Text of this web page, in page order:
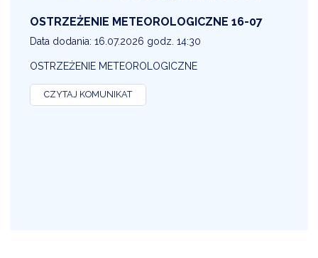
OSTRZEŻENIE METEOROLOGICZNE 16-07
Data dodania: 16.07.2026 godz. 14:30
OSTRZEŻENIE METEOROLOGICZNE
CZYTAJ KOMUNIKAT